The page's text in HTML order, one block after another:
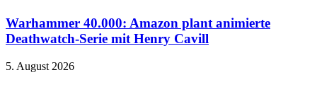
Warhammer 40.000: Amazon plant animierte
Deathwatch-Serie mit Henry Cavill
5. August 2026